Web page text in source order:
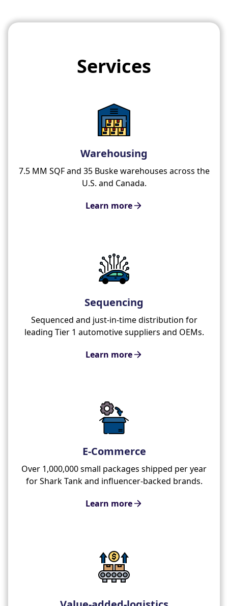
Services
Warehousing
7.5 MM SQF and 35 Buske warehouses across the
U.S. and Canada.
Learn more
Sequencing
Sequenced and just-in-time distribution for
leading Tier 1 automotive suppliers and OEMs.
Learn more
E-Commerce
Over 1,000,000 small packages shipped per year
for Shark Tank and influencer-backed brands.
Learn more